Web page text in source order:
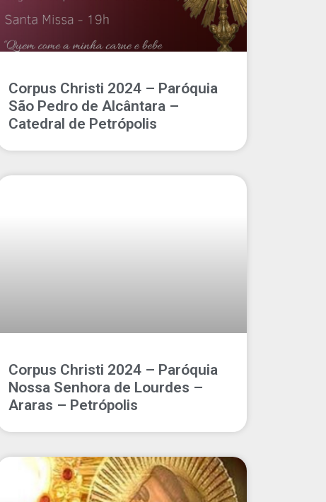
Corpus Christi 2024 – Paróquia
São Pedro de Alcântara –
Catedral de Petrópolis
Corpus Christi 2024 – Paróquia
Nossa Senhora de Lourdes –
Araras – Petrópolis